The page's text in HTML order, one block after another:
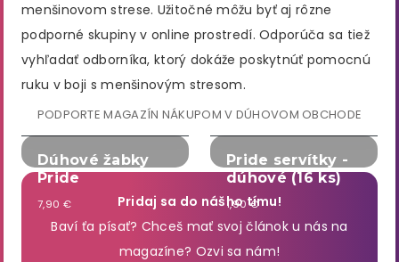
menšinovom strese. Užitočné môžu byť aj rôzne
podporné skupiny v online prostredí. Odporúča sa tiež
vyhľadať odborníka, ktorý dokáže poskytnúť pomocnú
ruku v boji s menšinovým stresom.
PODPORTE MAGAZÍN NÁKUPOM V DÚHOVOM OBCHODE
Dúhové žabky
Pride
7,90 €
Pride servítky -
dúhové (16 ks)
1,90 €
Pridaj sa do nášho tímu!
Baví ťa písať? Chceš mať svoj článok u nás na
magazíne? Ozvi sa nám!